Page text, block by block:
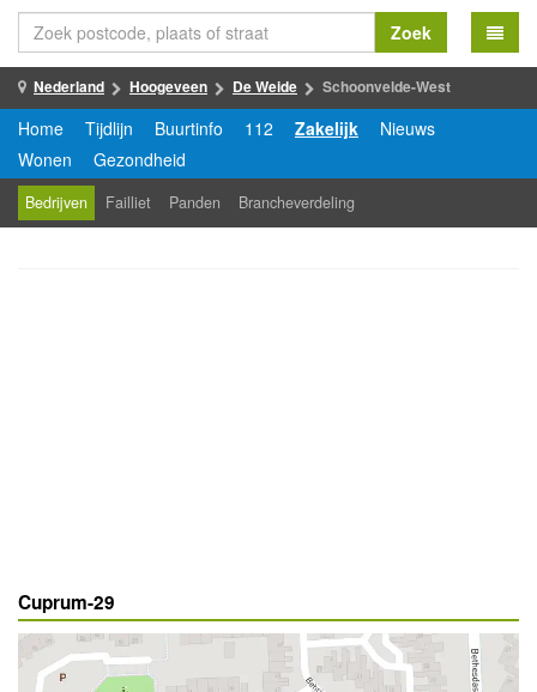
Zoek
Nederland Hoogeveen De Weide Schoonvelde-West
Home Tijdlijn Buurtinfo 112 Zakelijk
Nieuws
Wonen
Gezondheid
Bedrijven Failliet Panden Brancheverdeling
Cuprum-29